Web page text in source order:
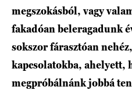
megszokásból, vagy
fakadóan beleragadunk
sokszor fárasztóan
kapcsolatokba, ahelyett,
megpróbálnánk jobbá